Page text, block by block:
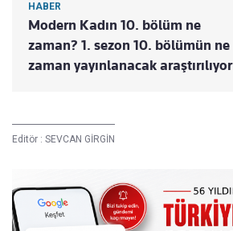
HABER
Modern Kadın 10. bölüm ne
zaman? 1. sezon 10. bölümün ne
zaman yayınlanacak araştırılıyor
Editör : SEVCAN GİRGİN